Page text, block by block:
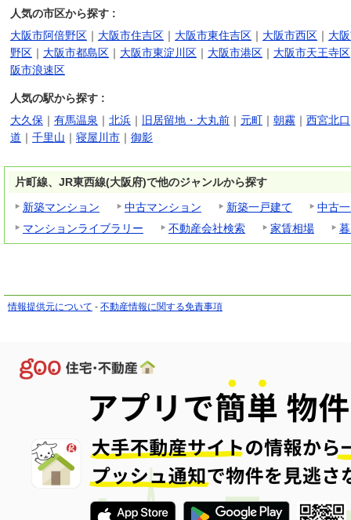
人気の市区から探す :
大阪市阿倍野区 ｜ 大阪市住吉区 ｜ 大阪市東住吉区 ｜ 大阪市西区 ｜ 大
野区 ｜ 大阪市都島区 ｜ 大阪市東淀川区 ｜ 大阪市港区 ｜ 大阪市天王寺区
阪市浪速区
人気の駅から探す :
大久保 ｜ 有馬温泉 ｜ 北浜 ｜ 旧居留地・大丸前 ｜ 元町 ｜ 朝霧 ｜ 西宮北口
道 ｜ 千里山 ｜ 寝屋川市 ｜ 御影
片町線、JR東西線(大阪府)で他のジャンルから探す
新築マンション
中古マンション 新築一戸建て
中古
マンションライブラリー
不動産会社検索 家賃相場
情報提供元について - 不動産情報に関する免責事項